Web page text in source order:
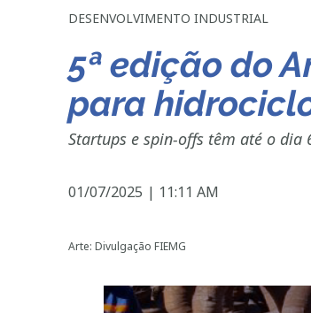
DESENVOLVIMENTO INDUSTRIAL
5ª edição do
para
Startups e spin-offs têm até o dia
01/07/2025 | 11:11 AM
Arte: Divulgação FIEMG